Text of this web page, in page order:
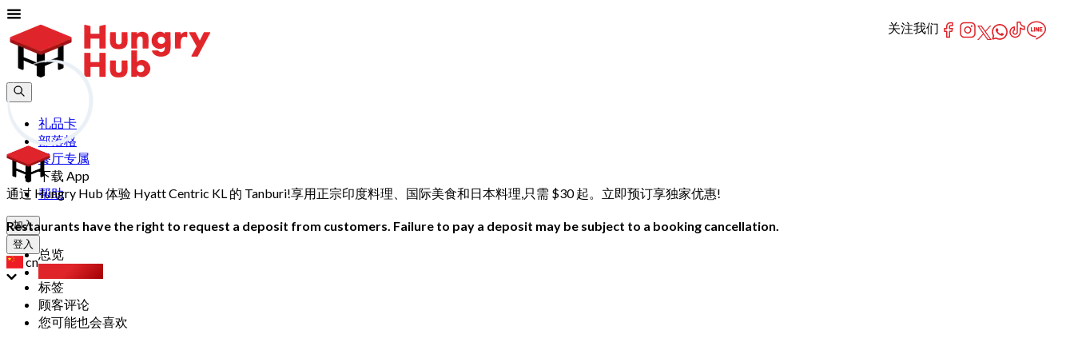
礼品卡
部落格
餐厅专属
下载 App
帮助
加入
登入
cn
通过 Hungry Hub 体验 Hyatt Centric KL 的 Tanburi!享用正宗印度料理、国际美食和日本料理,只需 $30 起。立即预订享独家优惠!
Restaurants have the right to request a deposit from customers. Failure to pay a deposit may be subject to a booking cancellation.
总览
标签
顾客评论
您可能也会喜欢
关注我们